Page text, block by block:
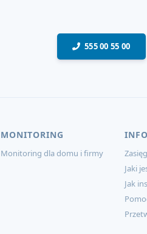
555 00 55 00
MONITORING
Monitoring dla domu i firmy
Jaki
Jak